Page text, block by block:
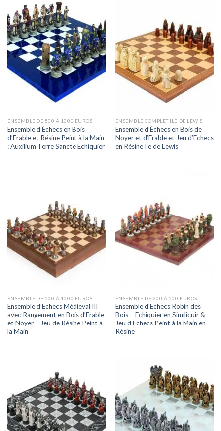
ENSEMBLE DE 500 À 1000 EUROS
Ensemble d’Échecs en Bois
d’Erable et Résine Peint à la Main
: Auxilium Terre Sancte Echiquier
ENSEMBLE COMPLET ILE DE LEWIS
Ensemble d’Échecs en Bois de
Noyer et d’Erable et Jeu d’Echecs
en Résine Ile de Lewis
ENSEMBLE DE 500 À 1000 EUROS
Ensemble d’Echecs Médieval III
avec Rangement en Bois d’Erable
et Noyer – Jeu de Résine Peint à
la Main
ENSEMBLE DE 200 À 500 EUROS
Ensemble d’Echecs Robin des
Bois – Echiquier en Similicuir &
Jeu d’Echecs Peint à la Main en
Résine